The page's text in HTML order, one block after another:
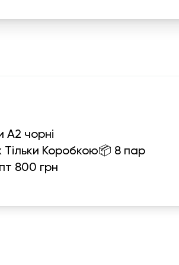
А2 чорні
Коробкою📦 8 пар